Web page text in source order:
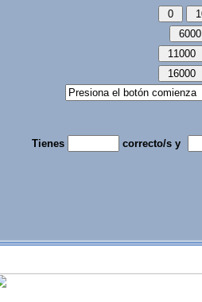
Tienes correcto/s y